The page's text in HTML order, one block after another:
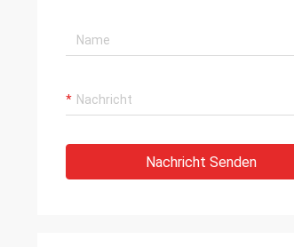
Nachricht Senden